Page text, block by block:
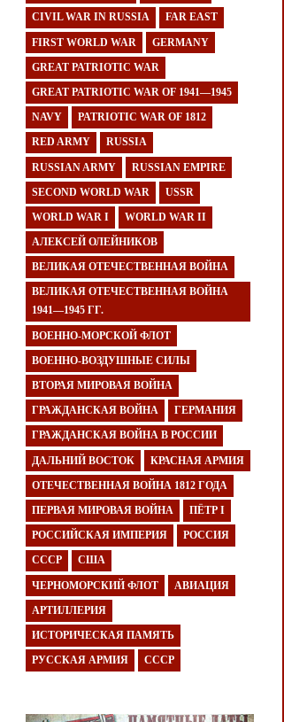
CIVIL WAR IN RUSSIA FAR EAST
FIRST WORLD WAR GERMANY
GREAT PATRIOTIC WAR
GREAT PATRIOTIC WAR OF 1941—1945
NAVY PATRIOTIC WAR OF 1812
RED ARMY RUSSIA
RUSSIAN ARMY RUSSIAN EMPIRE
SECOND WORLD WAR USSR
WORLD WAR I WORLD WAR II
АЛЕКСЕЙ ОЛЕЙНИКОВ
ВЕЛИКАЯ ОТЕЧЕСТВЕННАЯ ВОЙНА
ВЕЛИКАЯ ОТЕЧЕСТВЕННАЯ ВОЙНА
1941—1945 ГГ.
ВОЕННО-МОРСКОЙ ФЛОТ
ВОЕННО-ВОЗДУШНЫЕ СИЛЫ
ВТОРАЯ МИРОВАЯ ВОЙНА
ГРАЖДАНСКАЯ ВОЙНА ГЕРМАНИЯ
ГРАЖДАНСКАЯ ВОЙНА В РОССИИ
ДАЛЬНИЙ ВОСТОК КРАСНАЯ АРМИЯ
ОТЕЧЕСТВЕННАЯ ВОЙНА 1812 ГОДА
ПЕРВАЯ МИРОВАЯ ВОЙНА ПЁТР I
РОССИЙСКАЯ ИМПЕРИЯ РОССИЯ
СССР США
ЧЕРНОМОРСКИЙ ФЛОТ АВИАЦИЯ
АРТИЛЛЕРИЯ
ИСТОРИЧЕСКАЯ ПАМЯТЬ
РУССКАЯ АРМИЯ СССР